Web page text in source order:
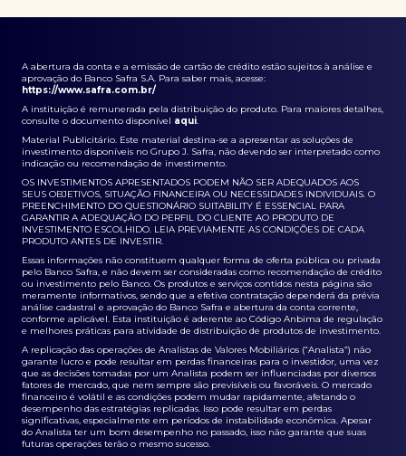
A abertura da conta e a emissão de cartão de crédito estão sujeitos à análise e
aprovação do Banco Safra S.A. Para saber mais, acesse:
https://www.safra.com.br/
A instituição é remunerada pela distribuição do produto. Para maiores detalhes,
consulte o documento disponível aqui.
Material Publicitário. Este material destina-se a apresentar as soluções de
investimento disponíveis no Grupo J. Safra, não devendo ser interpretado como
indicação ou recomendação de investimento.
OS INVESTIMENTOS APRESENTADOS PODEM NÃO SER ADEQUADOS AOS
SEUS OBJETIVOS, SITUAÇÃO FINANCEIRA OU NECESSIDADES INDIVIDUAIS. O
PREENCHIMENTO DO QUESTIONÁRIO SUITABILITY É ESSENCIAL PARA
GARANTIR A ADEQUAÇÃO DO PERFIL DO CLIENTE AO PRODUTO DE
INVESTIMENTO ESCOLHIDO. LEIA PREVIAMENTE AS CONDIÇÕES DE CADA
PRODUTO ANTES DE INVESTIR.
Essas informações não constituem qualquer forma de oferta pública ou privada
pelo Banco Safra, e não devem ser consideradas como recomendação de crédito
ou investimento pelo Banco. Os produtos e serviços contidos nesta página são
meramente informativos, sendo que a efetiva contratação dependerá da prévia
análise cadastral e aprovação do Banco Safra e abertura da conta corrente,
conforme aplicável. Esta instituição é aderente ao Código Anbima de regulação
e melhores práticas para atividade de distribuição de produtos de investimento.
A replicação das operações de Analistas de Valores Mobiliários (“Analista”) não
garante lucro e pode resultar em perdas financeiras para o investidor, uma vez
que as decisões tomadas por um Analista podem ser influenciadas por diversos
fatores de mercado, que nem sempre são previsíveis ou favoráveis. O mercado
financeiro é volátil e as condições podem mudar rapidamente, afetando o
desempenho das estratégias replicadas. Isso pode resultar em perdas
significativas, especialmente em períodos de instabilidade econômica. Apesar
do Analista ter um bom desempenho no passado, isso não garante que suas
futuras operações terão o mesmo sucesso.